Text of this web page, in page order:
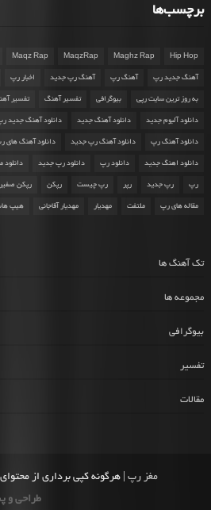
برچسب‌ها
Hip Hop
Maghz Rap
MaqzRap
Maqz Rap
آهنگ جدید رپ آهنگ رپ آهنگ رپ جدید اخبار رپ
به روز ترین سایت رپی بیوگرافی تفسیر آهنگ تفسیر
دانلود آلبوم جدید دانلود آهنگ جدید دانلود آهنگ جدید
دانلود آهنگ رپ دانلود آهنگ رپ جدید دانلود آهنگ های
دانلود اهنگ جدید دانلود رپ دانلود رپ جدید دانلود
رپ رپ جدید رپر رپ چیست رپکن رپکن صفیر
مقاله های رپ ملتفت مهدیار مهدیار آقاجانی هیپ
تک آهنگ ها
مجموعه ها
بیوگرافی
تفسیر
مقالات
مغز رپ | هرگونه کپی برداری از
طراحی و